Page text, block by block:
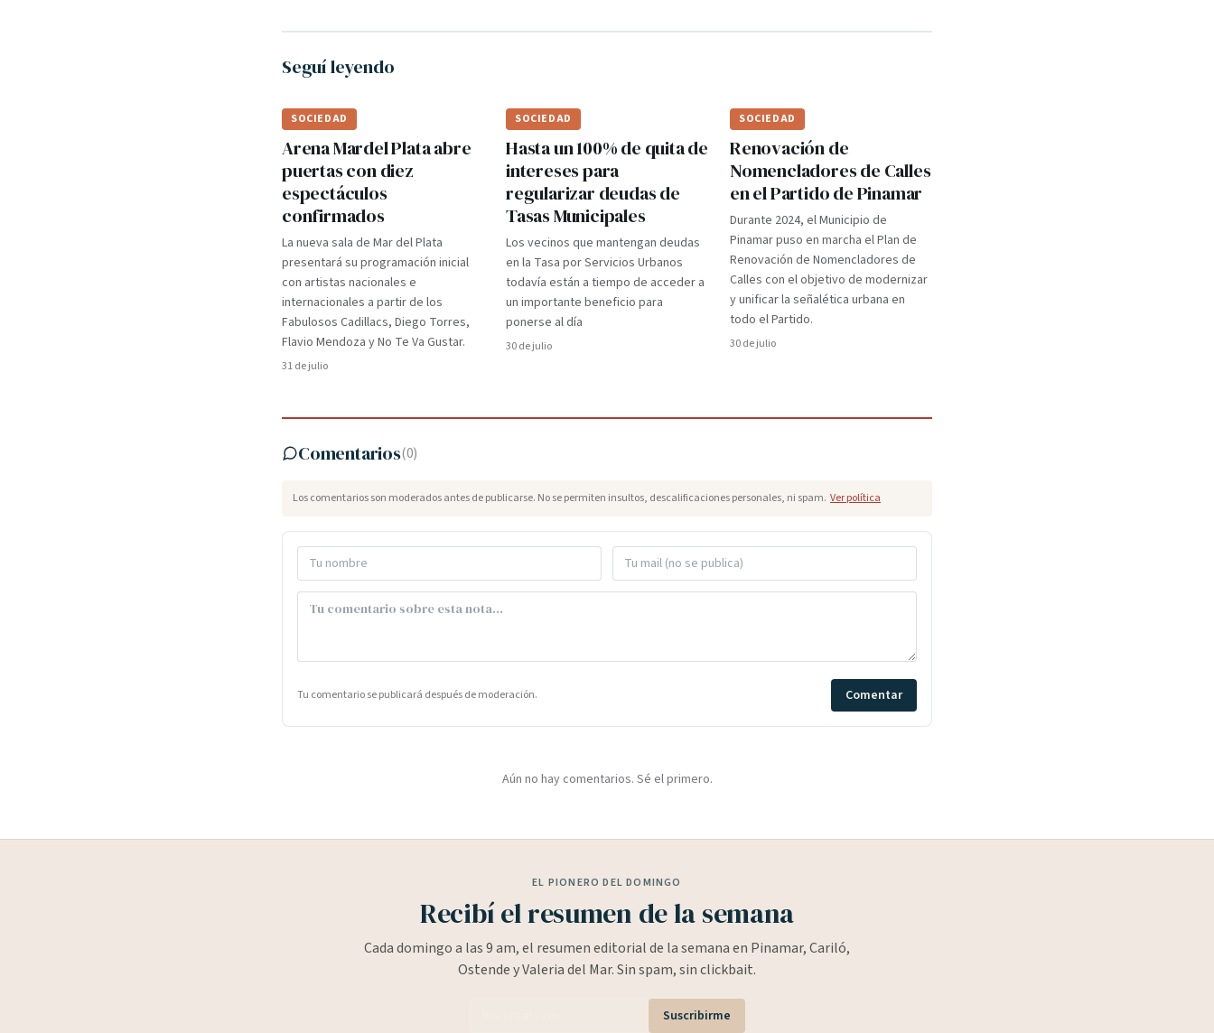
Seguí leyendo
SOCIEDAD
Arena Mardel Plata abre
puertas con diez
espectáculos
confirmados
La nueva sala de Mar del Plata
presentará su programación inicial
con artistas nacionales e
internacionales a partir de los
Fabulosos Cadillacs, Diego Torres,
Flavio Mendoza y No Te Va Gustar.
31 de julio
SOCIEDAD
Hasta un 100% de quita de
intereses para
regularizar deudas de
Tasas Municipales
Los vecinos que mantengan deudas
en la Tasa por Servicios Urbanos
todavía están a tiempo de acceder a
un importante beneficio para
ponerse al día
30 de julio
SOCIEDAD
Renovación de
Nomencladores de Calles
en el Partido de Pinamar
Durante 2024, el Municipio de
Pinamar puso en marcha el Plan de
Renovación de Nomencladores de
Calles con el objetivo de modernizar
y unificar la señalética urbana en
todo el Partido.
30 de julio
Comentarios(0)
Los comentarios son moderados antes de publicarse. No se permiten insultos, descalificaciones personales, ni spam. Ver política
Tu comentario se publicará después de moderación. Comentar
Aún no hay comentarios. Sé el primero.
EL PIONERO DEL DOMINGO
Recibí el resumen de la semana
Cada domingo a las 9 am, el resumen editorial de la semana en Pinamar, Cariló,
Ostende y Valeria del Mar. Sin spam, sin clickbait.
Suscribirme